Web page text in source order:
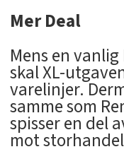
Mer Deal
Mens en
skal XL-
varelinjer.
samme som
spisser en del
mot